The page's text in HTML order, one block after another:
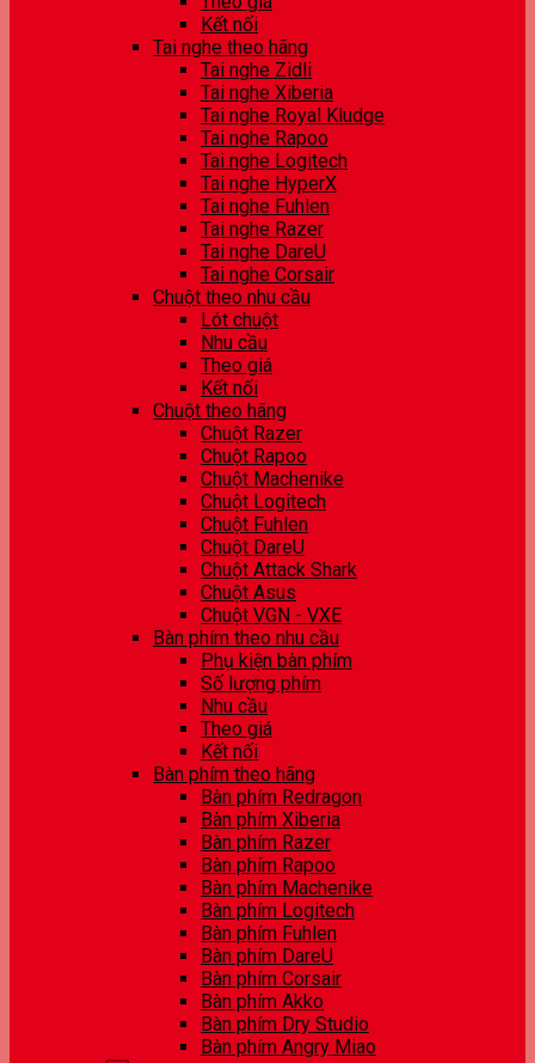
Kết nối
Tai nghe theo hãng
Tai nghe Zidli
Tai nghe Xiberia
Tai nghe Royal Kludge
Tai nghe Rapoo
Tai nghe Logitech
Tai nghe HyperX
Tai nghe Fuhlen
Tai nghe Razer
Tai nghe DareU
Tai nghe Corsair
Chuột theo nhu cầu
Lót chuột
Nhu cầu
Theo giá
Kết nối
Chuột theo hãng
Chuột Razer
Chuột Rapoo
Chuột Machenike
Chuột Logitech
Chuột Fuhlen
Chuột DareU
Chuột Attack Shark
Chuột Asus
Chuột VGN - VXE
Bàn phím theo nhu cầu
Phụ kiện bàn phím
Số lượng phím
Nhu cầu
Theo giá
Kết nối
Bàn phím theo hãng
Bàn phím Redragon
Bàn phím Xiberia
Bàn phím Razer
Bàn phím Rapoo
Bàn phím Machenike
Bàn phím Logitech
Bàn phím Fuhlen
Bàn phím DareU
Bàn phím Corsair
Bàn phím Akko
Bàn phím Dry Studio
Bàn phím Angry Miao